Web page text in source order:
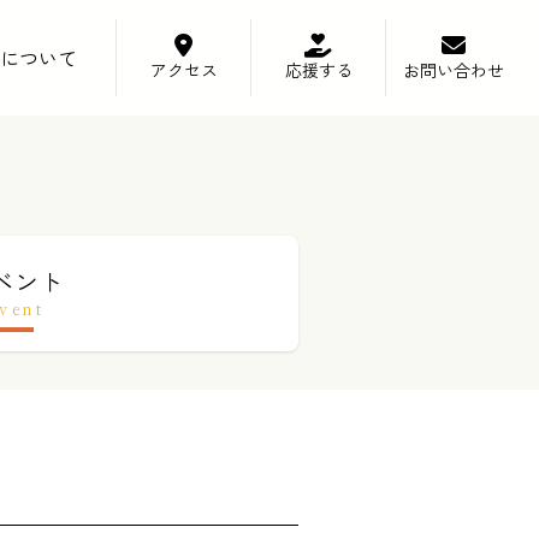
ついて アクセス 応援する お問い合わせ
ント